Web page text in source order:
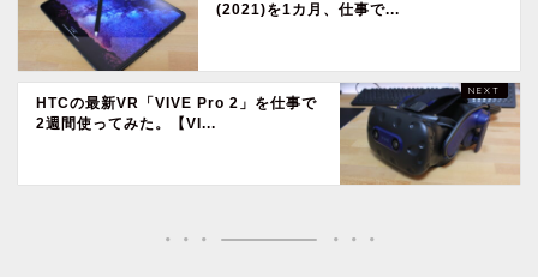
(2021)を1カ月、仕事で...
HTCの最新VR「VIVE Pro 2」を仕事で
2週間使ってみた。【VI...